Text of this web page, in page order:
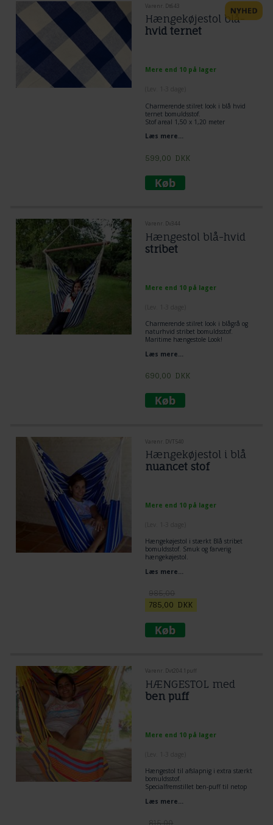
Varenr. Dt643
Hængekøjestol blå-
hvid ternet
Mere end 10 på lager
Charmerende stilret look i blå hvid
ternet bomuldsstof.
Stof areal 1,50 x 1,20 meter
FSC godkendt træ
design.
Læs mere...
599,00 DKK
Varenr. Dv344
Hængestol blå-hvid
stribet
Mere end 10 på lager
Charmerende stilret look i blågrå og
naturhvid stribet bomuldsstof.
Maritime hængestole Look!
Læs mere...
690,00 DKK
Varenr. DVT540
Hængekøjestol i blå
nuancet stof
Mere end 10 på lager
Hængekøjestol i stærkt Blå stribet
bomuldsstof. Smuk og farverig
hængekøjestol.
FSC godkendt træ. Bæreevne over
Læs mere...
985,00
785,00 DKK
Varenr. Dvt204.1puff
HÆNGESTOL med
ben puff
Mere end 10 på lager
Hængestol til afslapnig i extra stærkt
bomuldsstof.
Specialfremstillet ben-puff til netop
Læs mere...
815,00